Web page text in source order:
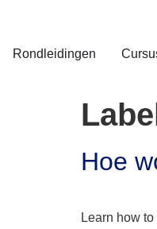
Rondleidingen
Hoe
Learn how